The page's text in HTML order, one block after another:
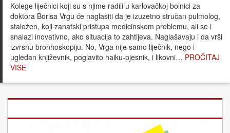
Kolege liječnici koji su s njime radili u karlovačkoj bolnici za
doktora Borisa Vrgu će naglasiti da je izuzetno stručan pulmolog,
staložen, koji zanatski pristupa medicinskom problemu, ali se i
snalazi inovativno, ako situacija to zahtijeva. Naglašavaju i da vrši
izvrsnu bronhoskopiju. No, Vrga nije samo liječnik, nego i
ugledan književnik, poglavito haiku-pjesnik, i likovni… PROČITAJ
VIŠE